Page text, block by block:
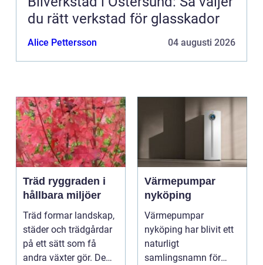
du rätt verkstad för glasskador
Alice Pettersson 04 augusti 2026
Träd ryggraden i
hållbara miljöer
Träd formar landskap,
städer och trädgårdar
på ett sätt som få
andra växter gör. De
Värmepumpar
nyköping
Värmepumpar
nyköping har blivit ett
naturligt
samlingsnamn för